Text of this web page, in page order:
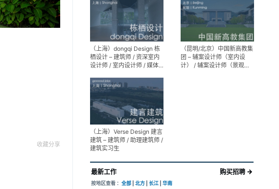
收藏分享
（上海）dongqi Design 栋
栖设计 – 建筑师 / 资深室内
设计师 / 室内设计师 / 媒体
生（常年招聘）
（昆明/北京）中国新高教集
团 – 辅案设计师（室内设
计） / 辅案设计师（景观设
（上海）Verse Design 建言
建筑 – 建筑师 / 助理建筑师 /
建筑实习生
最新工作 购买招聘 →
按地区查看 ： 全部 北方 长江 华南